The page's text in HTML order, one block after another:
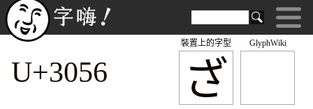
GlyphWiki
ざ
裝置上的字型
U+3056